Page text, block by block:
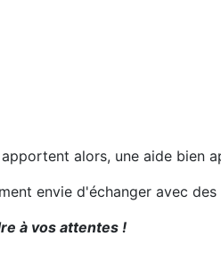
alors, une aide bien
envie d'échanger avec
à vos attentes !